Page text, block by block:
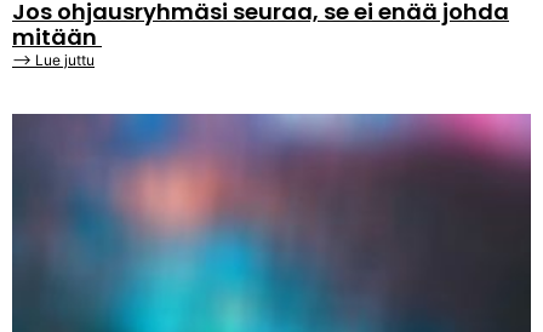
Jos ohjausryhmäsi seuraa, se ei enää johda
mitään
⟶ Lue juttu